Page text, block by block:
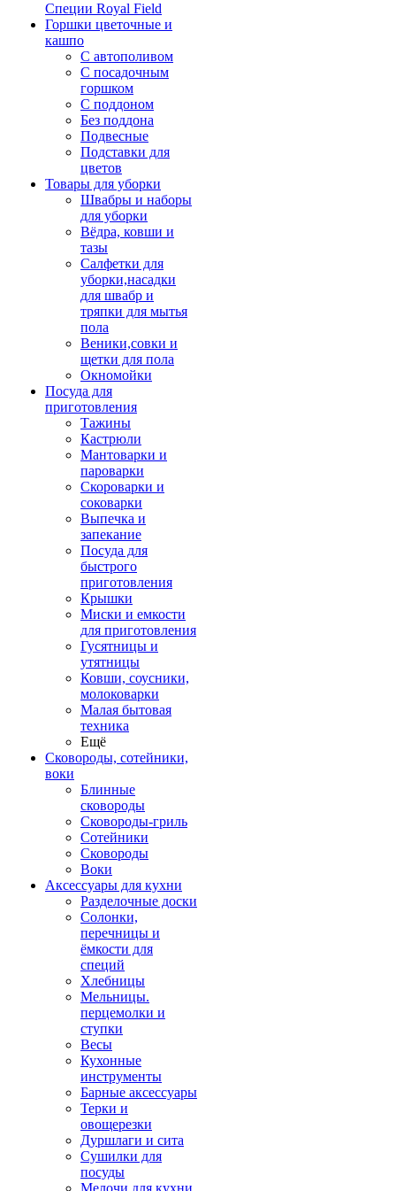
Специи Royal Field
Горшки цветочные и
кашпо
С автополивом
С посадочным
горшком
С поддоном
Без поддона
Подвесные
Подставки для
цветов
Товары для уборки
Швабры и наборы
для уборки
Вёдра, ковши и
тазы
Салфетки для
уборки,насадки
для швабр и
тряпки для мытья
пола
Веники,совки и
щетки для пола
Окномойки
Посуда для
приготовления
Тажины
Кастрюли
Мантоварки и
пароварки
Скороварки и
соковарки
Выпечка и
запекание
Посуда для
быстрого
приготовления
Крышки
Миски и емкости
для приготовления
Гусятницы и
утятницы
Ковши, соусники,
молоковарки
Малая бытовая
техника
Ещё
Сковороды, сотейники,
воки
Блинные
сковороды
Сковороды-гриль
Сотейники
Сковороды
Воки
Аксессуары для кухни
Разделочные доски
Солонки,
перечницы и
ёмкости для
специй
Хлебницы
Мельницы.
перцемолки и
ступки
Весы
Кухонные
инструменты
Барные аксессуары
Терки и
овощерезки
Дуршлаги и сита
Сушилки для
посуды
Мелочи для кухни